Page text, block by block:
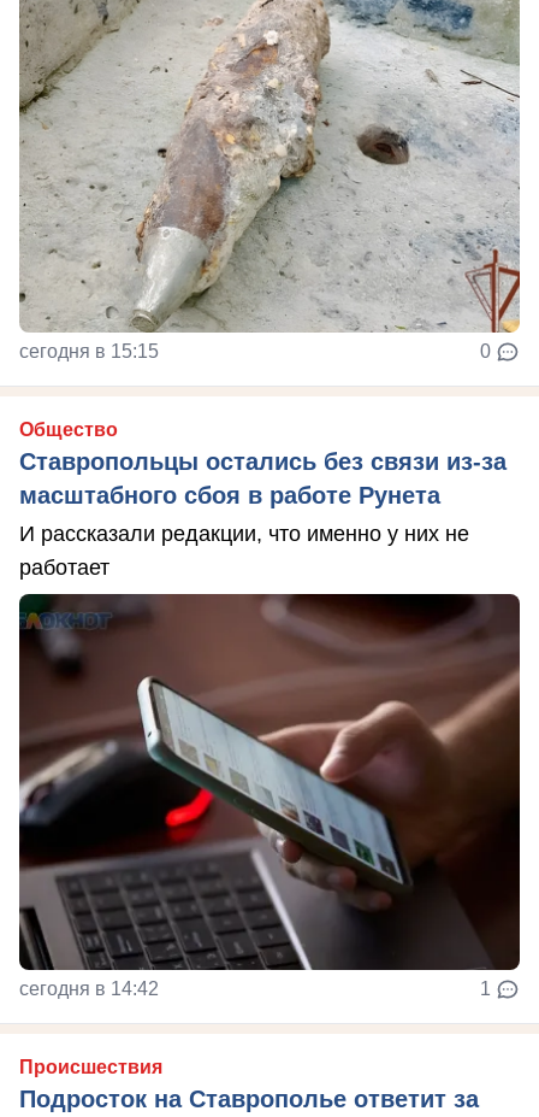
сегодня в 15:15 0
Общество
Ставропольцы остались без связи из-за
масштабного сбоя в работе Рунета
И рассказали редакции, что именно у них не
работает
сегодня в 14:42 1
Происшествия
Подросток на Ставрополье ответит за